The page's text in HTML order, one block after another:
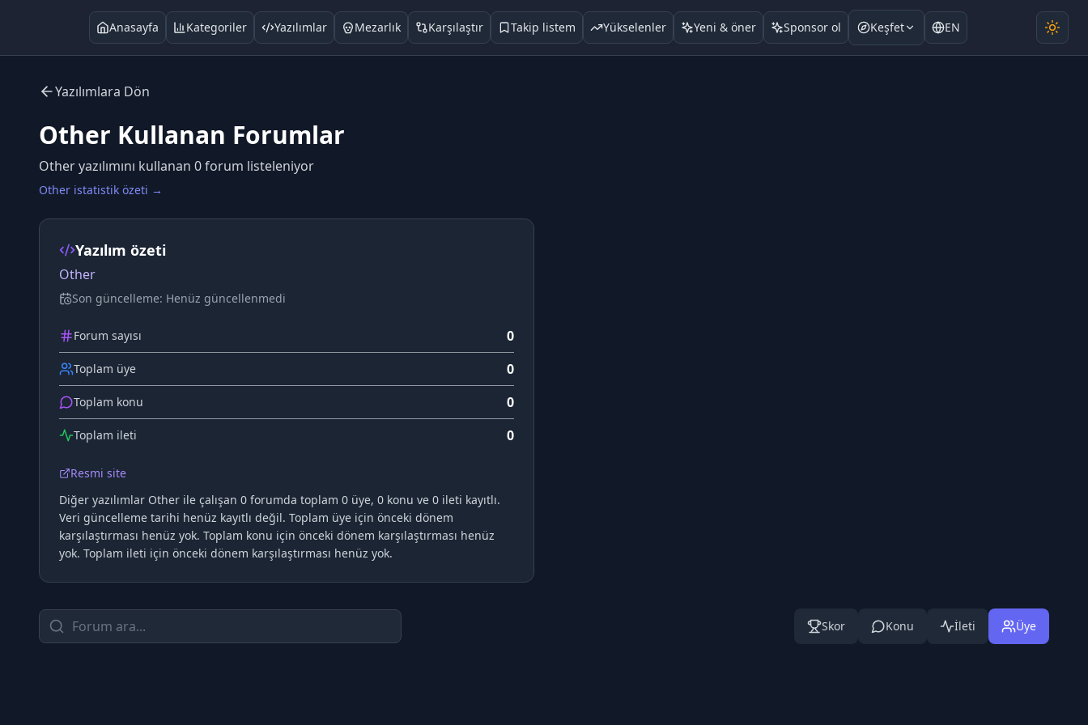
Anasayfa Kategoriler Yazılımlar Mezarlık Karşılaştır Takip listem Yükselenler Yeni & öner Sponsor ol Keşfet EN
Yazılımlara Dön
Other Kullanan Forumlar
Otheryazılımını kullanan 0forum listeleniyor
Other istatistik özeti →
Yazılım özeti
Other
Son güncelleme: Henüz güncellenmedi
Forum sayısı 0
Toplam üye 0
Toplam konu 0
Toplam ileti 0
Resmi site
Diğer yazılımlar Other ile çalışan 0 forumda toplam 0 üye, 0 konu ve 0 ileti kayıtlı.
Veri güncelleme tarihi henüz kayıtlı değil. Toplam üye için önceki dönem
karşılaştırması henüz yok. Toplam konu için önceki dönem karşılaştırması henüz
yok. Toplam ileti için önceki dönem karşılaştırması henüz yok.
Skor Konu İleti Üye